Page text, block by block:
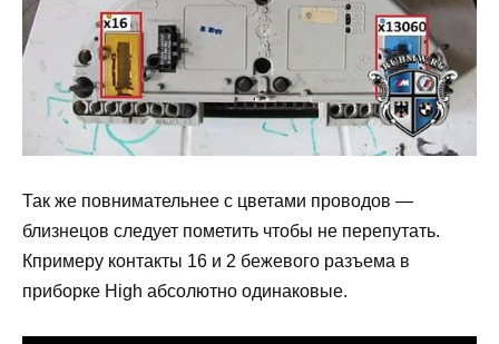
Так же повнимательнее с цветами проводов —
близнецов следует пометить чтобы не перепутать.
Кпримеру контакты 16 и 2 бежевого разъема в
приборке High абсолютно одинаковые.